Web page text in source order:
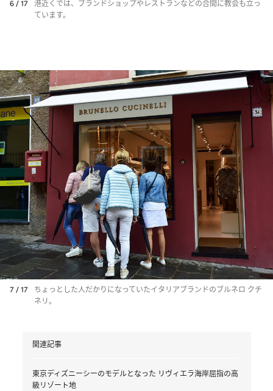
6 / 17
港近くでは、ブランドショップやレストランなどの合間に教会も立っ
ています。
7 / 17
ちょっとした人だかりになっていたイタリアブランドのブルネロ クチ
ネリ。
関連記事
東京ディズニーシーのモデルとなった リヴィエラ海岸屈指の高
級リゾート地